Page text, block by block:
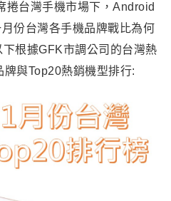
捲台灣手機市場下，Android
份台灣各手機品牌戰比為何
根據GFK市調公司的台灣熱
與Top20熱銷機型排行: